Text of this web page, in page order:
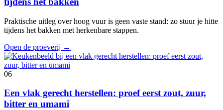
Praktische uitleg over hoog vuur is geen vaste stand: zo stuur je hitte
tijdens het bakken met herkenbare stappen.
Open de proeverij →
06
Een vlak gerecht herstellen: proef eerst zout, zuur,
bitter en umami